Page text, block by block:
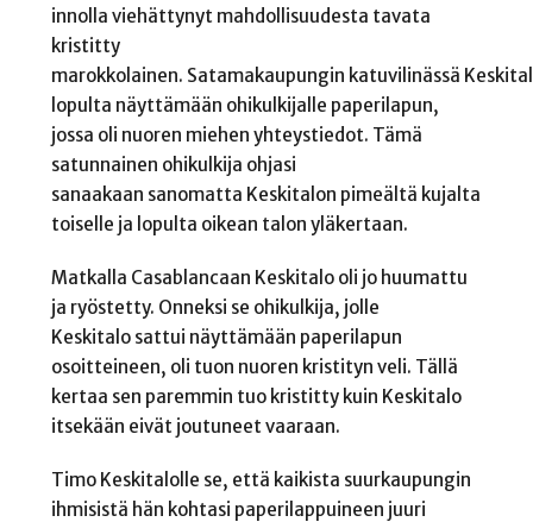
innolla viehättynyt mahdollisuudesta tavata
kristitty
marokkolainen. Satamakaupungin katuvilinässä
lopulta näyttämään ohikulkijalle paperilapun,
jossa oli nuoren miehen yhteystiedot. Tämä
satunnainen ohikulkija ohjasi
sanaakaan sanomatta Keskitalon pimeältä kujalta
toiselle ja lopulta oikean talon yläkertaan.
Matkalla Casablancaan Keskitalo oli jo huumattu
ja ryöstetty. Onneksi se ohikulkija, jolle
Keskitalo sattui näyttämään paperilapun
osoitteineen, oli tuon nuoren kristityn veli. Tällä
kertaa sen paremmin tuo kristitty kuin Keskitalo
itsekään eivät joutuneet vaaraan.
Timo Keskitalolle se, että kaikista suurkaupungin
ihmisistä hän kohtasi paperilappuineen juuri